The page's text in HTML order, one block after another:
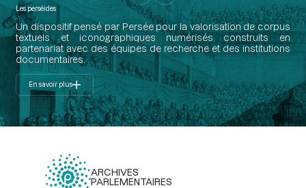
Les perséides
Un dispositif pensé par Persée pour la valorisation de corpus
textuels et iconographiques numérisés construits en
partenariat avec des équipes de recherche et des institutions
documentaires.
En savoir plus
ARCHIVES
PARLEMENTAIRES